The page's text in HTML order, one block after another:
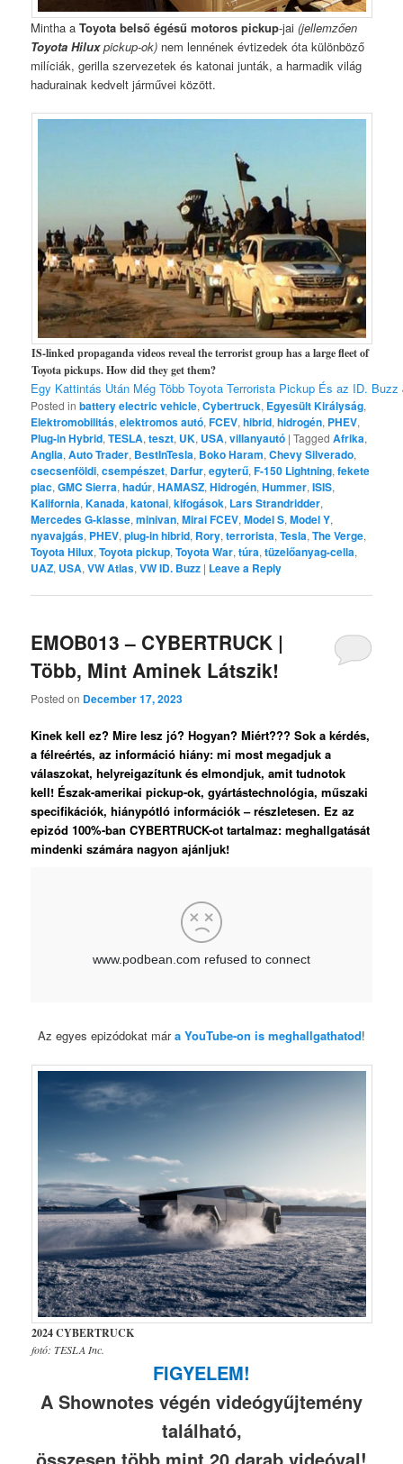
Mintha aToyota belső égésű motoros pickup-jai(jellemzően
Toyota Hiluxpickup-ok) nem lennének évtizedek óta különböző
milíciák, gerilla szervezetek és katonai junták, a harmadik világ
hadurainak kedvelt járművei között.
IS-linked propaganda videos reveal the terrorist group has a large fleet of
Toyota pickups. How did they get them?
Egy Kattintás Után Még Több Toyota Terrorista Pickup És az ID.
Posted in battery electric vehicle,Cybertruck, Egyesült Királyság,
Elektromobilitás,elektromos autó,FCEV,hibrid,hidrogén, PHEV,
Plug-in Hybrid,TESLA,teszt, UK, USA,villanyautó |Tagged Afrika,
Anglia,Auto Trader, BestInTesla, Boko Haram,Chevy Silverado,
csecsenföldi,csempészet, Darfur,egyterű,F-150 Lightning,fekete
piac,GMC Sierra,hadúr,HAMASZ,Hidrogén,Hummer,ISIS,
Kalifornia,Kanada,katonai,kifogások, Lars Strandridder,
Mercedes G-klasse,minivan,Mirai FCEV,Model S,Model Y,
nyavajgás, PHEV,plug-in hibrid, Rory,terrorista,Tesla,The Verge,
Toyota Hilux,Toyota pickup,Toyota War,túra,tüzelőanyag-cella,
UAZ, USA,VW Atlas,VW ID. Buzz | Leave a Reply
EMOB013 – CYBERTRUCK |
Több, Mint Aminek Látszik!
Posted on December 17, 2023
Kinek kell ez? Mire lesz jó? Hogyan? Miért??? Sok a kérdés,
a félreértés, az információ hiány: mi most megadjuk a
válaszokat, helyreigazítunk és elmondjuk, amit tudnotok
kell! Észak-amerikai pickup-ok, gyártástechnológia, műszaki
specifikációk, hiánypótló információk – részletesen. Ez az
epizód 100%-ban CYBERTRUCK-ot tartalmaz: meghallgatását
mindenki számára nagyon ajánljuk!
Az egyes epizódokat mára YouTube-on is meghallgathatod!
2024 CYBERTRUCK
fotó: TESLA Inc.
FIGYELEM!
A Shownotes végén videógyűjtemény
található,
összesen több mint 20 darab videóval!